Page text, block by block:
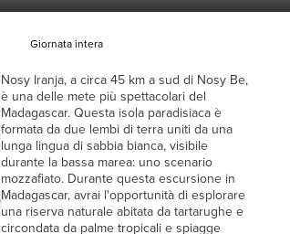
Giornata intera
Nosy Iranja, a circa 45 km a sud di Nosy Be,
è una delle mete più spettacolari del
Madagascar. Questa isola paradisiaca è
formata da due lembi di terra uniti da una
lunga lingua di sabbia bianca, visibile
durante la bassa marea: uno scenario
mozzafiato. Durante questa escursione in
Madagascar, avrai l'opportunità di esplorare
una riserva naturale abitata da tartarughe e
circondata da palme tropicali e spiagge